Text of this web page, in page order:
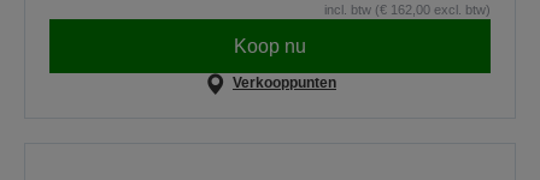
incl. btw (€ 162,00 excl. btw)
Koop nu
Verkooppunten